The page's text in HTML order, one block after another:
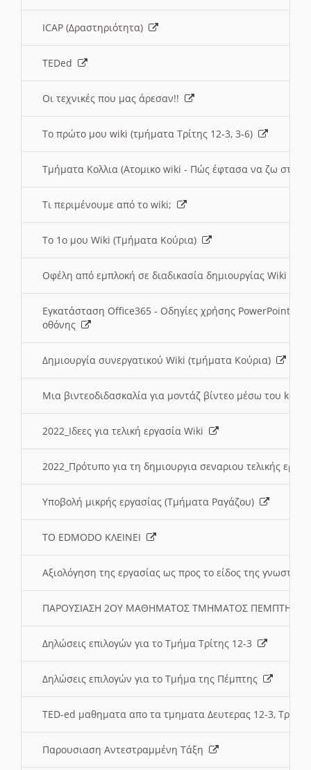
ICAP (Δραστηριότητα)
TEDed
Οι τεχνικές που μας άρεσαν!!
Το πρώτο μου wiki (τμήματα Τρίτης 12-3, 3-6)
Τμήματα Κολλια (Ατομικο wiki - Πώς έφτασα να ζω στην
Τι περιμένουμε από το wiki;
Το 1ο μου Wiki (Τμήματα Κούρια)
Οφέλη από εμπλοκή σε διαδικασία δημιουργίας Wiki
Εγκατάσταση Office365 - Οδηγίες χρήσης PowerPoint
οθόνης
Δημιουργία συνεργατικού Wiki (τμήματα Κούρια)
Μια βιντεοδιδασκαλία για μοντάζ βίντεο μέσω του
2022_Ιδεες για τελική εργασία Wiki
2022_Πρότυπο για τη δημιουργια σεναριου τελικής
Υποβολή μικρής εργασίας (Τμήματα Ραγάζου)
ΤΟ EDMODO ΚΛΕΙΝΕΙ
Αξιολόγηση της εργασίας ως προς το είδος της
ΠΑΡΟΥΣΙΑΣΗ 2ΟΥ ΜΑΘΗΜΑΤΟΣ ΤΜΗΜΑΤΟΣ
Δηλώσεις επιλογών για το Τμήμα Τρίτης 12-3
Δηλώσεις επιλογών για το Τμήμα της Πέμπτης
TED-ed μαθηματα απο τα τμηματα Δευτερας 12-3,
Παρουσιαση Αντεστραμμένη Τάξη